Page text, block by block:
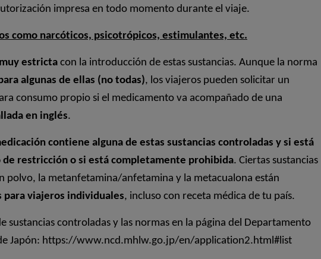
impresa en todo momento durante el viaje.
como narcóticos, psicotrópicos, estimulantes, etc.
muy estricta con la introducción de estas sustancias. Aunque la norma
algunas de ellas (no todas), los viajeros pueden solicitar un
consumo propio si el medicamento va acompañado de una
en inglés.
contiene alguna de estas sustancias controladas y si está
restricción o si está completamente prohibida. Ciertas sustancias
polvo, la metanfetamina/anfetamina y la metacualona están
viajeros individuales, incluso con receta médica de tu país.
sustancias controladas y las normas en la página del Departamento
Japón: https://www.ncd.mhlw.go.jp/en/application2.html#list